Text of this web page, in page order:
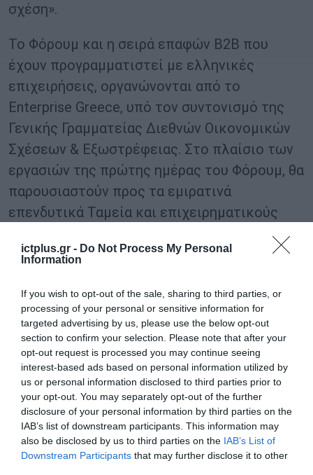
ictplus.gr - Do Not Process My Personal
Information
If you wish to opt-out of the sale, sharing to third parties, or
processing of your personal or sensitive information for
targeted advertising by us, please use the below opt-out
section to confirm your selection. Please note that after your
opt-out request is processed you may continue seeing
interest-based ads based on personal information utilized by
us or personal information disclosed to third parties prior to
your opt-out. You may separately opt-out of the further
disclosure of your personal information by third parties on the
IAB’s list of downstream participants. This information may
also be disclosed by us to third parties on the IAB’s List of
Downstream Participants that may further disclose it to other
σχέση».
Το Φόρουμ και η σειρά επαφών B2B που
έχουν προγραμματιστεί με ελληνικές
επιχειρήσεις, οργανώνονται από το
Enterprise Greece, υπό τον συντονισμό της
Γενικής Γραμματείας Διεθνών Οικονομικών
Σχέσεων & Εξωστρέφειας. Στο πλαίσιο των
εργασιών της πρώτης ημέρας του Φόρουμ, θα
παρουσιαστούν προς τα εμιρατινά
επενδυτικά Ταμεία και επιχειρηματικούς
ομίλους, σημαντικά ενεργειακά επενδυτικά
σχέδια στην Ελλάδα, οργανωμένα σε 5
ενέργεια και αποθήκευση / υδρογόνο /
εξόρυξη και παραγωγή / προμήθεια φυσικού
αερίου και FSRU / ηλεκτρικές διασυνδέσεις.
TAGS:
DR.
SULTAN
AL JABER
ΑΘΗΝΑ
ΕΠΙΧΕΙΡΗΜΑΤΙΚΗ
ΑΠΟΣΤΟΛΗ
ΗΝΩΜΕΝΑ
ΑΡΑΒΙΚΑ
ΕΜΙΡΑΤΑ